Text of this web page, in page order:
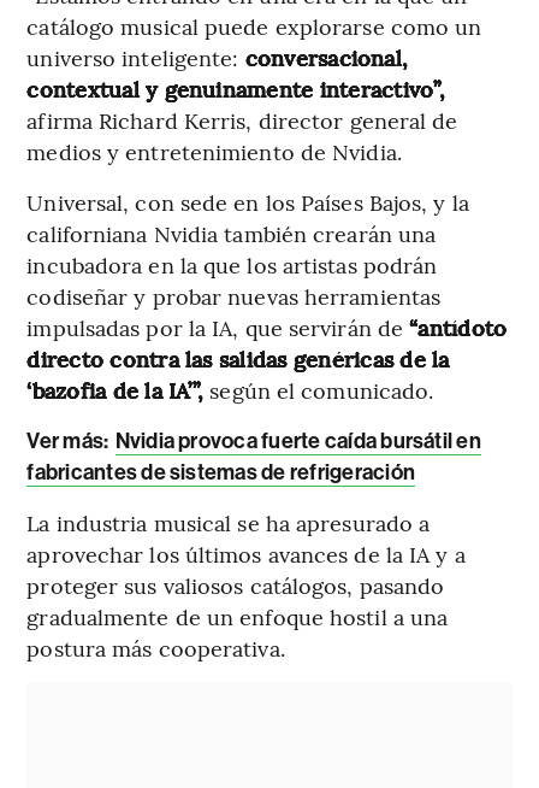
catálogo musical puede explorarse como un
universo inteligente: conversacional,
contextual y genuinamente interactivo”,
afirma Richard Kerris, director general de
medios y entretenimiento de Nvidia.
Universal, con sede en los Países Bajos, y la
californiana Nvidia también crearán una
incubadora en la que los artistas podrán
codiseñar y probar nuevas herramientas
impulsadas por la IA, que servirán de“antídoto
directo contra las salidas genéricas de la
‘bazofia de la IA’”, según el comunicado.
Ver más: Nvidia provoca fuerte caída bursátil en
fabricantes de sistemas de refrigeración
La industria musical se ha apresurado a
aprovechar los últimos avances de la IA y a
proteger sus valiosos catálogos, pasando
gradualmente de un enfoque hostil a una
postura más cooperativa.